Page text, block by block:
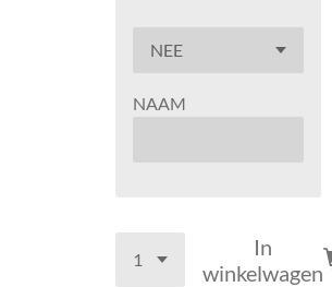
NAAM
In
winkelwagen